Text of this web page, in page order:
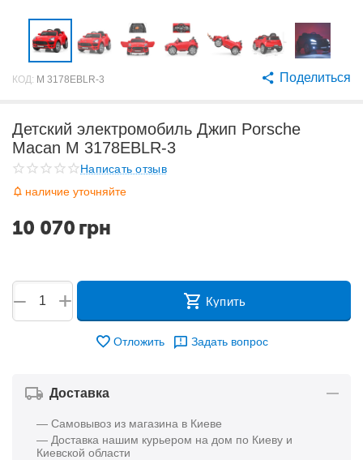
КОД: M 3178EBLR-3 Поделиться
Детский электромобиль Джип Porsche
Macan M 3178EBLR-3
Написать отзыв
наличие уточняйте
10 070 грн
+
− Купить
Отложить Задать вопрос
Доставка
— Самовывоз из магазина в Киеве
— Доставка нашим курьером на дом по Киеву и
Киевской области